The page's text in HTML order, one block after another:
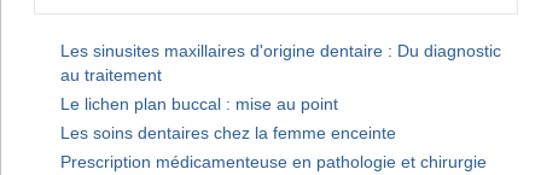
Les sinusites maxillaires d'origine dentaire : Du diagnostic
au traitement
Le lichen plan buccal : mise au point
Les soins dentaires chez la femme enceinte
Prescription médicamenteuse en pathologie et chirurgie